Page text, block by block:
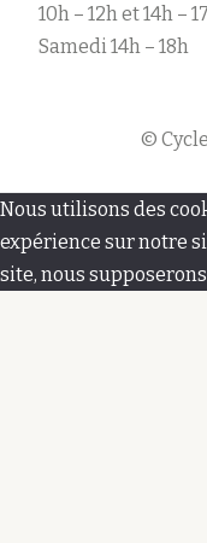
10h – 12h et 14h –
Samedi 14h – 18h
©
M
e
n
Nous utilisons des
expérience sur notre
site, nous